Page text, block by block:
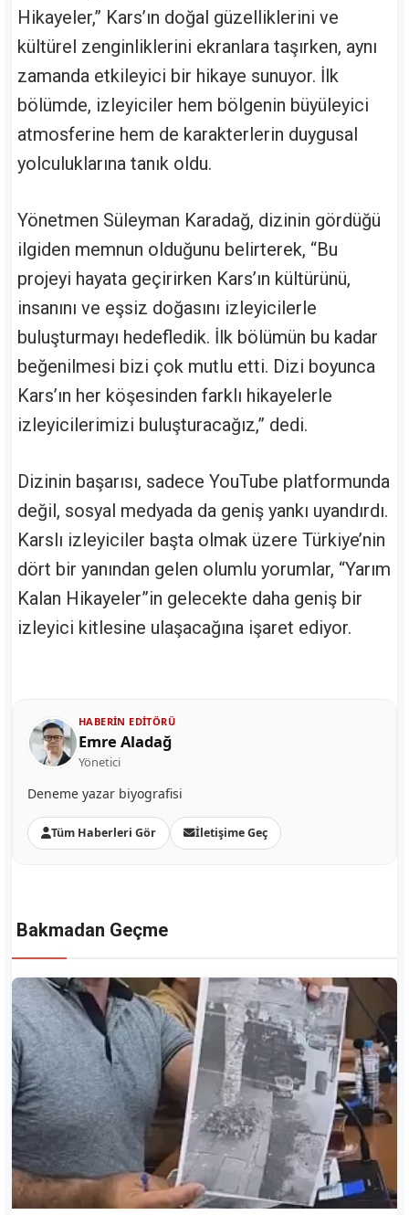
Hikayeler,” Kars’ın doğal güzelliklerini ve
kültürel zenginliklerini ekranlara taşırken, aynı
zamanda etkileyici bir hikaye sunuyor. İlk
bölümde, izleyiciler hem bölgenin büyüleyici
atmosferine hem de karakterlerin duygusal
yolculuklarına tanık oldu.
Yönetmen Süleyman Karadağ, dizinin gördüğü
ilgiden memnun olduğunu belirterek, “Bu
projeyi hayata geçirirken Kars’ın kültürünü,
insanını ve eşsiz doğasını izleyicilerle
buluşturmayı hedefledik. İlk bölümün bu kadar
beğenilmesi bizi çok mutlu etti. Dizi boyunca
Kars’ın her köşesinden farklı hikayelerle
izleyicilerimizi buluşturacağız,” dedi.
Dizinin başarısı, sadece YouTube platformunda
değil, sosyal medyada da geniş yankı uyandırdı.
Karslı izleyiciler başta olmak üzere Türkiye’nin
dört bir yanından gelen olumlu yorumlar, “Yarım
Kalan Hikayeler”in gelecekte daha geniş bir
izleyici kitlesine ulaşacağına işaret ediyor.
HABERIN EDITÖRÜ
Emre Aladağ
Yönetici
Deneme yazar biyografisi
Tüm Haberleri Gör İletişime Geç
Bakmadan Geçme